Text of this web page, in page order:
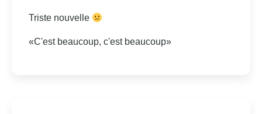
Triste nouvelle
«C'est beaucoup, c'est beaucoup»